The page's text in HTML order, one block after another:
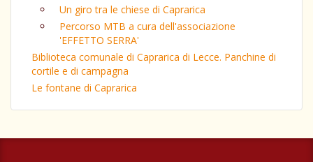
Un giro tra le chiese di Caprarica
Percorso MTB a cura dell'associazione
'EFFETTO SERRA'
Biblioteca comunale di Caprarica di Lecce. Panchine di
cortile e di campagna
Le fontane di Caprarica